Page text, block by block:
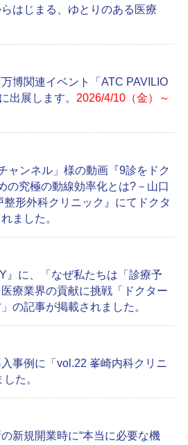
はじまる、ゆとりのある医療
万博関連イベント「ATC PAVILIO
出展します。 2026/4/10（金）～
ャンネル」様の動画『9診をドク
の究極の動線効率化とは?－山口
整形外科クリニック』にてドクタ
ました。
』に、「なぜ私たちは「診療予
療業界の貢献に挑戦「ドクター
の記事が掲載されました。
事例に「vol.22 峯崎内科クリニ
た。
新規開業時に“本当に必要な機